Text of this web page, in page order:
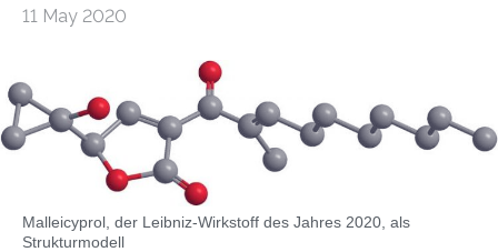
11 May 2020
Malleicyprol, der Leibniz-Wirkstoff des Jahres 2020, als
Strukturmodell